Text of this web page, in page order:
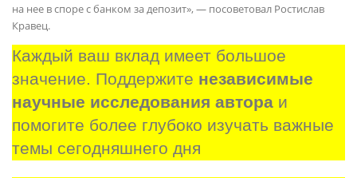
на нее в споре с банком за депозит», — посоветовал Ростислав
Кравец.
Каждый ваш вклад имеет большое
значение. Поддержите независимые
научные исследования автора и
помогите более глубоко изучать важные
темы сегодняшнего дня